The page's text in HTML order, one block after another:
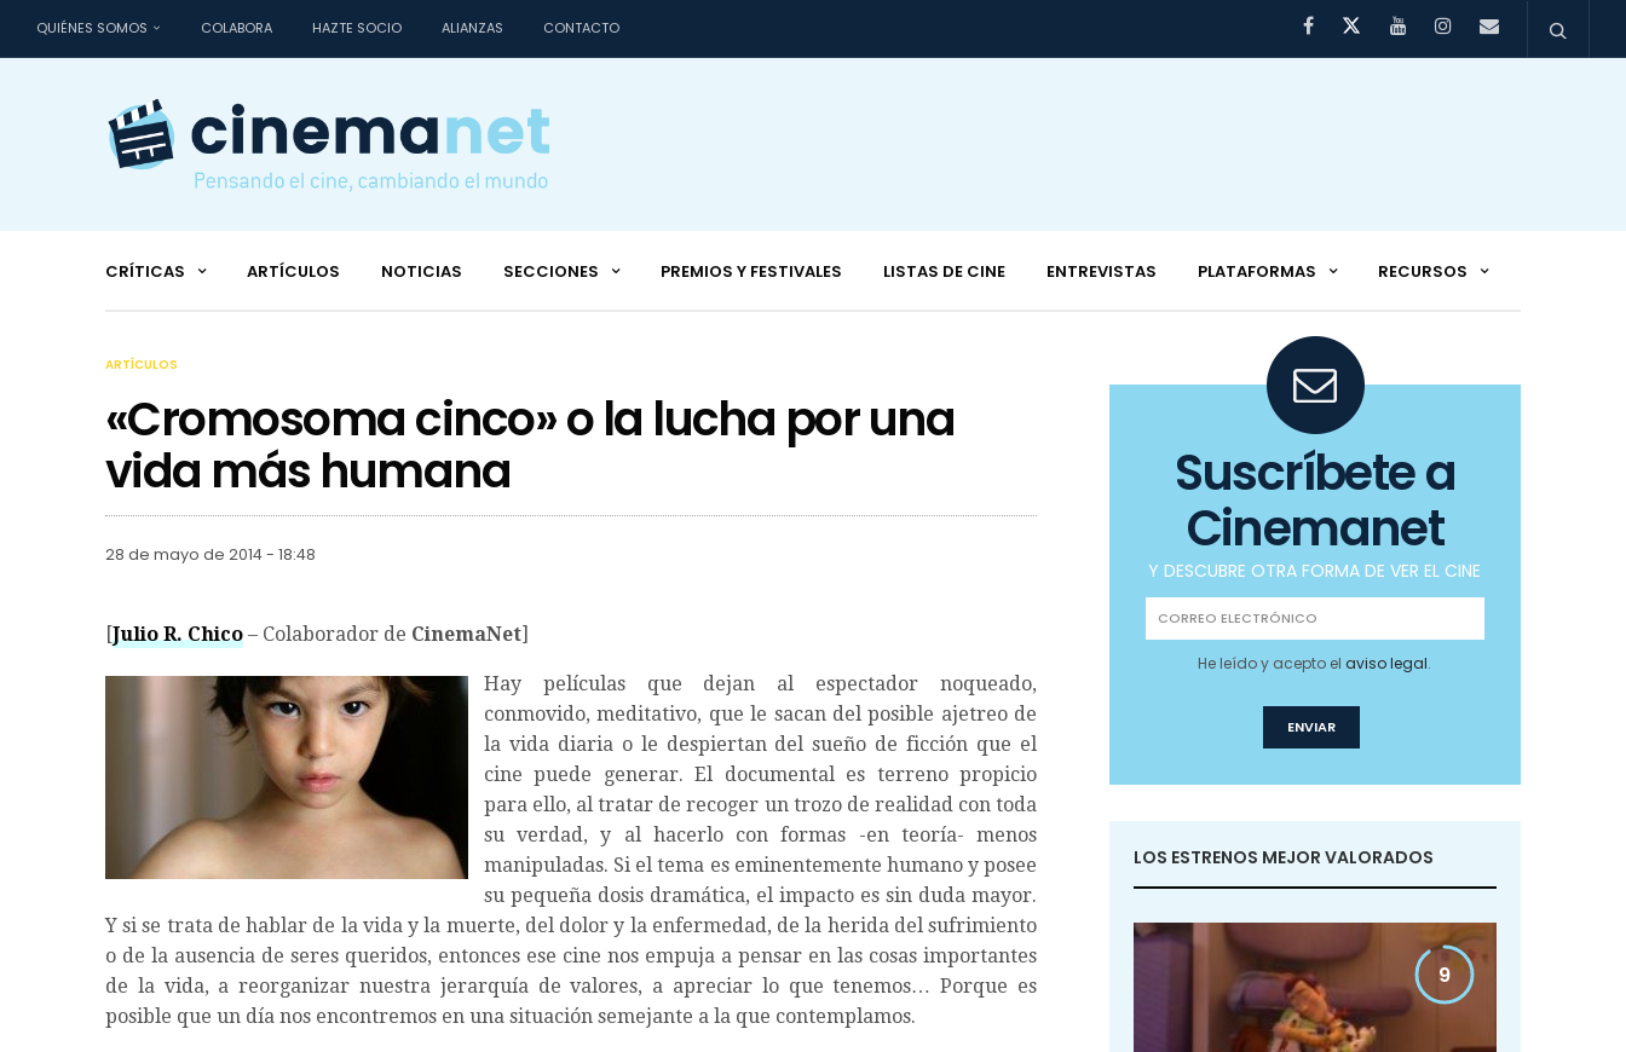
QUIÉNES SOMOS COLABORA HAZTE SOCIO ALIANZAS CONTACTO
CRÍTICAS ARTÍCULOS NOTICIAS SECCIONES PREMIOS Y FESTIVALES LISTAS DE CINE ENTREVISTAS PLATAFORMAS RECURSOS
ARTÍCULOS
«Cromosoma cinco» o la lucha por una
vida más humana
28 de mayo de 2014 - 18:48
[Julio R. Chico – Colaborador de CinemaNet]
Hay películas que dejan al espectador noqueado,
conmovido, meditativo, que le sacan del posible ajetreo de
la vida diaria o le despiertan del sueño de ficción que el
cine puede generar. El documental es terreno propicio
para ello, al tratar de recoger un trozo de realidad con toda
su verdad, y al hacerlo con formas -en teoría- menos
manipuladas. Si el tema es eminentemente humano y posee
su pequeña dosis dramática, el impacto es sin duda mayor.
Y si se trata de hablar de la vida y la muerte, del dolor y la enfermedad, de la herida del sufrimiento
o de la ausencia de seres queridos, entonces ese cine nos empuja a pensar en las cosas importantes
de la vida, a reorganizar nuestra jerarquía de valores, a apreciar lo que tenemos… Porque es
posible que un día nos encontremos en una situación semejante a la que contemplamos.
Suscríbete a
Cinemanet
Y DESCUBRE OTRA FORMA DE VER EL CINE
He leído y acepto elaviso legal.
LOS ESTRENOS MEJOR VALORADOS
9